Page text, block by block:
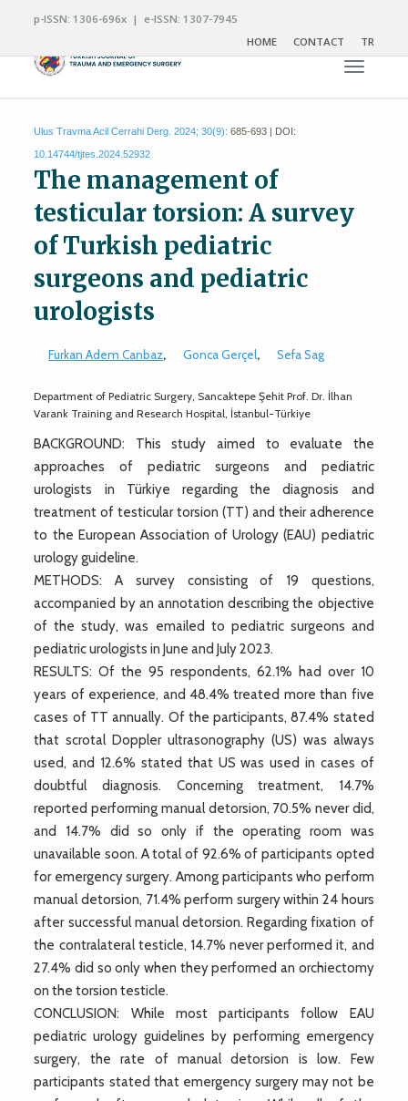
p-ISSN: 1306-696x | e-ISSN: 1307-7945
HOME
CONTACT TR
Toggle
Ulus Travma Acil Cerrahi Derg. 2024; 30(9): 685-693 | DOI:
10.14744/tjtes.2024.52932
The management of
testicular torsion: A survey
of Turkish pediatric
surgeons and pediatric
urologists
Furkan Adem Canbaz, Gonca Gerçel, Sefa Sag
Department of Pediatric Surgery, Sancaktepe Şehit Prof. Dr. İlhan
Varank Training and Research Hospital, İstanbul-Türkiye
BACKGROUND: This study aimed to evaluate the
approaches of pediatric surgeons and pediatric
urologists in Türkiye regarding the diagnosis and
treatment of testicular torsion (TT) and their adherence
to the European Association of Urology (EAU) pediatric
urology guideline.
METHODS: A survey consisting of 19 questions,
accompanied by an annotation describing the objective
of the study, was emailed to pediatric surgeons and
pediatric urologists in June and July 2023.
RESULTS: Of the 95 respondents, 62.1% had over 10
years of experience, and 48.4% treated more than five
cases of TT annually. Of the participants, 87.4% stated
that scrotal Doppler ultrasonography (US) was always
used, and 12.6% stated that US was used in cases of
doubtful diagnosis. Concerning treatment, 14.7%
reported performing manual detorsion, 70.5% never did,
and 14.7% did so only if the operating room was
unavailable soon. A total of 92.6% of participants opted
for emergency surgery. Among participants who perform
manual detorsion, 71.4% perform surgery within 24 hours
after successful manual detorsion. Regarding fixation of
the contralateral testicle, 14.7% never performed it, and
27.4% did so only when they performed an orchiectomy
on the torsion testicle.
CONCLUSION: While most participants follow EAU
pediatric urology guidelines by performing emergency
surgery, the rate of manual detorsion is low. Few
participants stated that emergency surgery may not be